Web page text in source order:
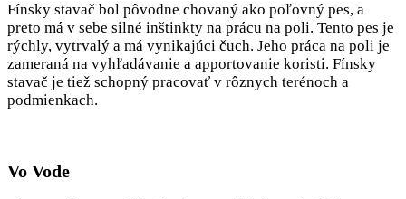
Fínsky stavač bol pôvodne chovaný ako poľovný pes, a
preto má v sebe silné inštinkty na prácu na poli. Tento pes je
rýchly, vytrvalý a má vynikajúci čuch. Jeho práca na poli je
zameraná na vyhľadávanie a apportovanie koristi. Fínsky
stavač je tiež schopný pracovať v rôznych terénoch a
podmienkach.
Vo Vode